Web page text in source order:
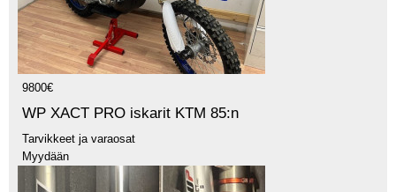
9800€
WP XACT PRO iskarit KTM 85:n
Tarvikkeet ja varaosat
Myydään